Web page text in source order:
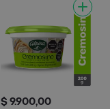
$ 9.900,00